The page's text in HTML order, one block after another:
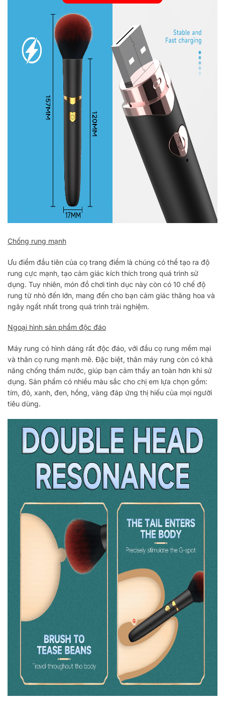
Chống rung mạnh
Ưu điểm đầu tiên của cọ trang điểm là chúng có thể tạo ra độ
rung cực mạnh, tạo cảm giác kích thích trong quá trình sử
dụng. Tuy nhiên, món đồ chơi tình dục này còn có 10 chế độ
rung từ nhỏ đến lớn, mang đến cho bạn cảm giác thăng hoa và
ngây ngất nhất trong quá trình trải nghiệm.
Ngoại hình sản phẩm độc đáo
Máy rung có hình dáng rất độc đáo, với đầu cọ rung mềm mại
và thân cọ rung mạnh mẽ. Đặc biệt, thân máy rung còn có khả
năng chống thấm nước, giúp bạn cảm thấy an toàn hơn khi sử
dụng. Sản phẩm có nhiều màu sắc cho chị em lựa chọn gồm:
tím, đỏ, xanh, đen, hồng, vàng đáp ứng thị hiếu của mọi người
tiêu dùng.